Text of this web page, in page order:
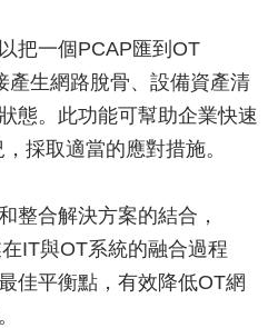
把一個PCAP匯到OT
產生網路脫骨、設備資產清
態。此功能可幫助企業快速
採取適當的應對措施。
整合解決方案的結合，
IT與OT系統的融合過程
佳平衡點，有效降低OT網